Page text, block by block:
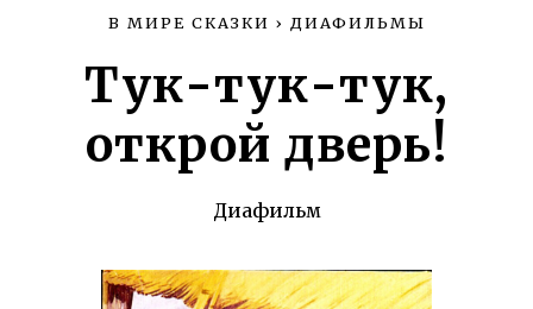
В МИРЕ СКАЗКИ › ДИАФИЛЬМЫ
Тук-тук-тук,
открой дверь!
Диафильм